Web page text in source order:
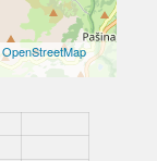
OpenStreetMap